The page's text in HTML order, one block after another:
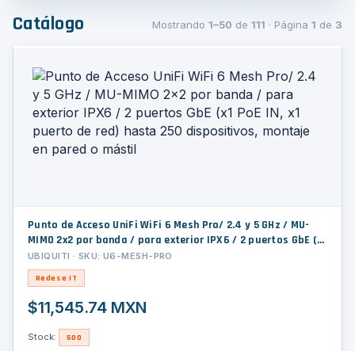
Catálogo Mostrando 1–50 de 111 · Página 1 de 3
Punto de Acceso UniFi WiFi 6 Mesh Pro/ 2.4 y 5 GHz / MU-
MIMO 2x2 por banda / para exterior IPX6 / 2 puertos GbE (x1
PoE IN, x1 puerto de red) hasta 250 dispositivos, montaje
en pared o mástil
UBIQUITI · SKU: U6-MESH-PRO
Redes e IT
$11,545.74 MXN
Stock: 500